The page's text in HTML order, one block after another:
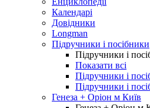
Календарі
Довідники
Longman
Підручники і посібники
Підручники і
Показати всі
Підручники і
Підручники і
Генеза + Оріон м Київ